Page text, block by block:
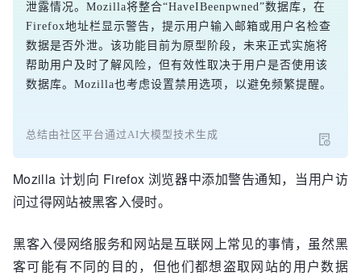
泄露情况。Mozilla将整合“HaveIBeenpwned”数据库，在
Firefox地址栏显示警告，提示用户输入邮箱或用户名检查
数据是否外泄。该功能目前为原型阶段，未来正式实施将
帮助用户及时了解风险，但有效性取决于用户是否使用该
数据库。Mozilla也考虑设置禁用选项，以避免频繁提醒。
总结由社区平台通过AI大模型技术生成
Mozilla 计划向 Firefox 浏览器中添加警告通知，当用户访
问过得网站被黑客入侵时。
黑客入侵网络服务和网站是互联网上常见的事情，虽然黑
客可能有不同的目的，但他们都想盗取网站的用户数据